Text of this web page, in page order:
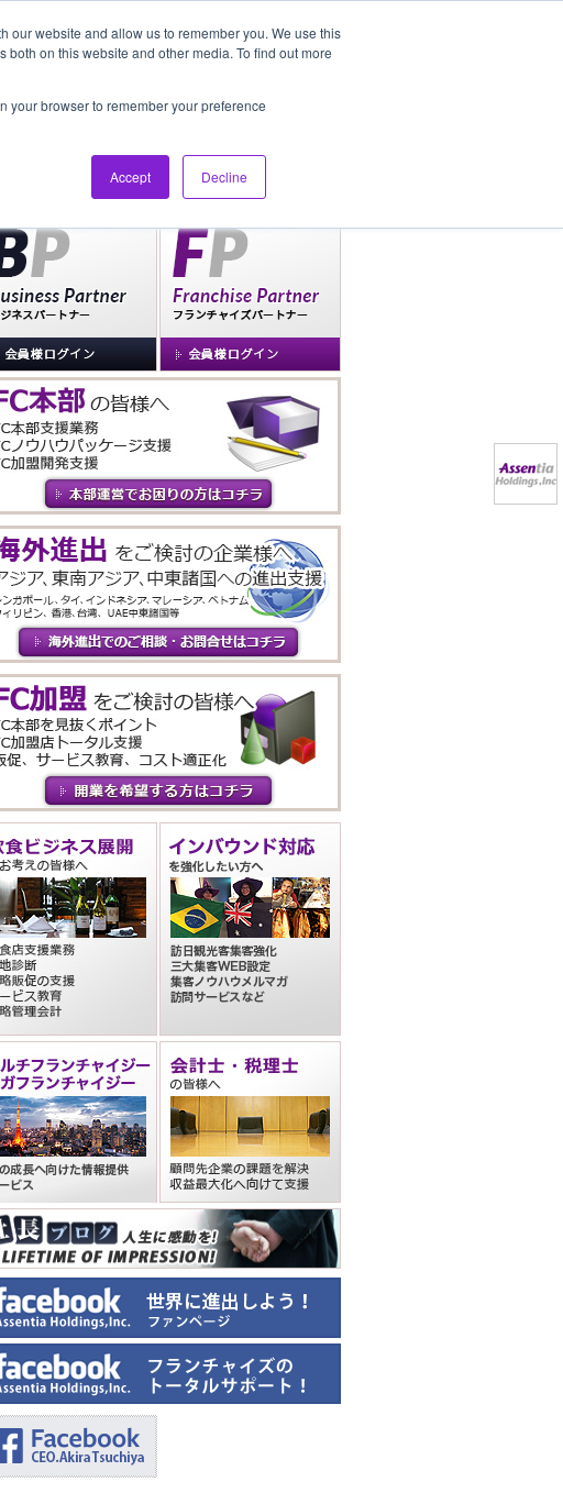
our website and allow us to remember you. We use this
on this website and other media. To find out more
your browser to remember your preference
Accept Decline
イベント 社長ブログ FAQ